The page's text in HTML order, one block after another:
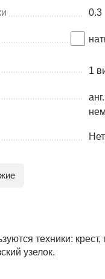
0.3
1
анг.
Нет
техники: крест,
узелок.